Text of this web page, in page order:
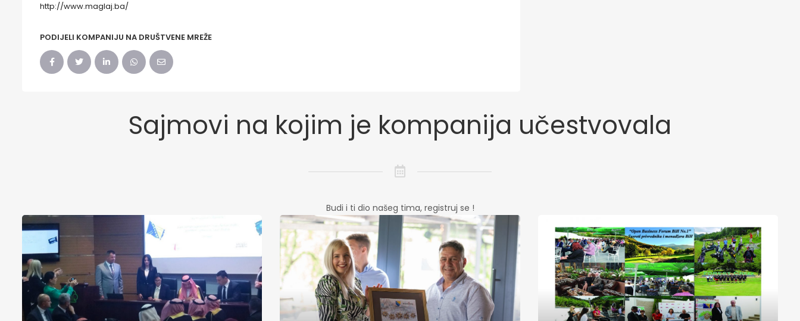
http://www.maglaj.ba/
PODIJELI KOMPANIJU NA DRUŠTVENE MREŽE
Sajmovi na kojim je kompanija učestvovala
Budi i ti dio našeg tima, registruj se !